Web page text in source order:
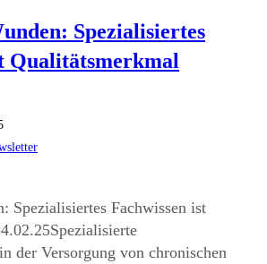
Spezialisiertes
Qualitätsmerkmal
Spezialisiertes Fachwissen ist
der Versorgung von chronischen